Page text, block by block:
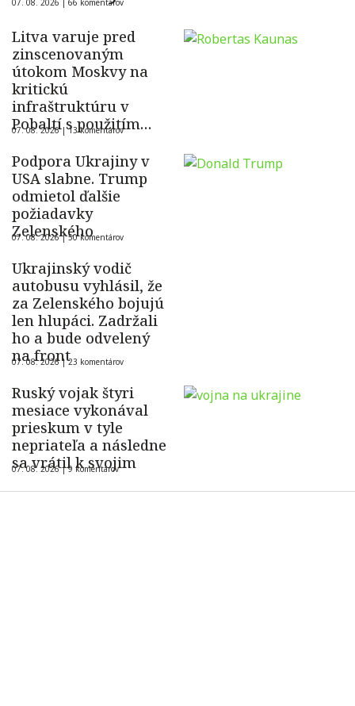
07. 08. 2026 | 66 komentárov
Litva varuje pred
zinscenovaným
útokom Moskvy na
kritickú
infraštruktúru v
Pobaltí s použitím
ukrajinského dronu
07. 08. 2026 |13 komentárov
Podpora Ukrajiny v
USA slabne. Trump
odmietol ďalšie
požiadavky
Zelenského
07. 08. 2026 |50 komentárov
Ukrajinský vodič
autobusu vyhlásil, že
za Zelenského bojujú
len hlupáci. Zadržali
ho a bude odvelený
na front
07. 08. 2026 |23 komentárov
Ruský vojak štyri
mesiace vykonával
prieskum v tyle
nepriateľa a následne
sa vrátil k svojim
07. 08. 2026 |9 komentárov